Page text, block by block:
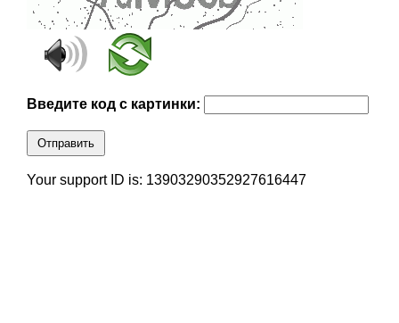
Введите код с картинки:
Отправить
Your support ID is: 13903290352927616447